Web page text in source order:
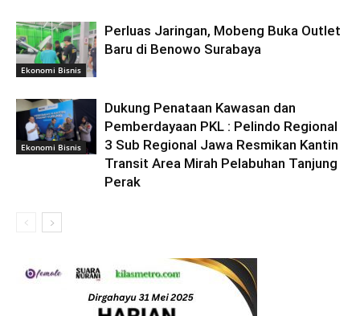
Ekonomi Bisnis
Perluas Jaringan, Mobeng Buka Outlet
Baru di Benowo Surabaya
Ekonomi Bisnis
Dukung Penataan Kawasan dan
Pemberdayaan PKL : Pelindo Regional
3 Sub Regional Jawa Resmikan Kantin
Transit Area Mirah Pelabuhan Tanjung
Perak